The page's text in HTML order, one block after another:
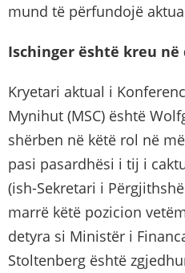
mund të përfundojë
Ischinger është kreu në
Kryetari aktual i
Mynihut (MSC) është
shërben në këtë rol në
pasi pasardhësi i tij i
(ish-Sekretari i
marrë këtë pozicion
detyra si Ministër i
Stoltenberg është